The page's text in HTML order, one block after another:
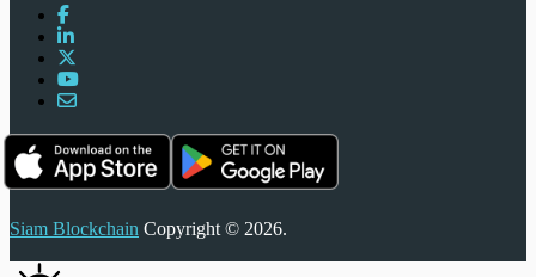
Siam Blockchain Copyright © 2026.